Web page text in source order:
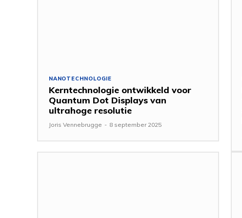
NANOTECHNOLOGIE
Kerntechnologie ontwikkeld voor
Quantum Dot Displays van
ultrahoge resolutie
Joris Vennebrugge - 8 september 2025